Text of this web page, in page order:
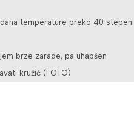
temperature preko 40 stepeni
brze zarade, pa uhapšen
kružić (FOTO)